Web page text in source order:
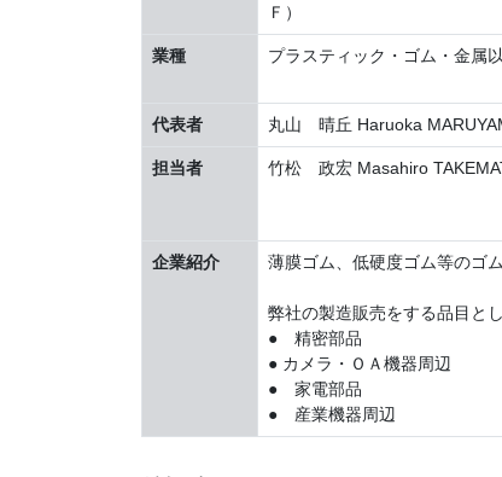
Ｆ）
業種 プラスティック・ゴム・金属
代表者 丸山 晴丘 Haruoka
担当者 竹松 政宏 Masahiro
企業紹介 薄膜ゴム、低硬度ゴム等のゴ
弊社の製造販売をする品目とし
● 精密部品
● カメラ・ＯＡ機器周辺
● 家電部品
● 産業機器周辺